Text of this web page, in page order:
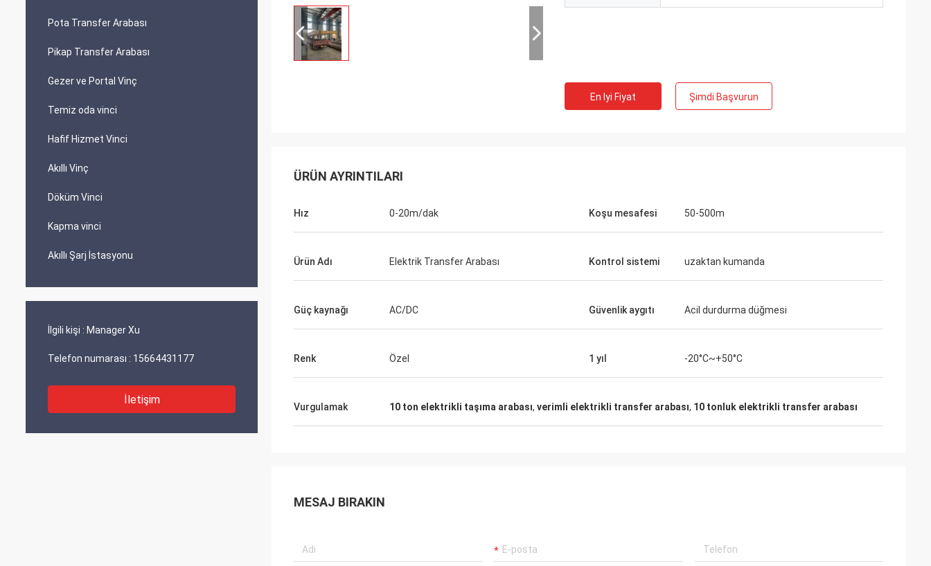
Pota Transfer Arabası
Pikap Transfer Arabası
Gezer ve Portal Vinç
Temiz oda vinci
Hafif Hizmet Vinci
Akıllı Vinç
Döküm Vinci
Kapma vinci
Akıllı Şarj İstasyonu
İlgili kişi : Manager Xu
Telefon numarası : 15664431177
İletişim
En Iyi Fiyat Şimdi Başvurun
ÜRÜN AYRINTILARI
Hız 0-20m/dak Koşu mesafesi 50-500m
Ürün Adı Elektrik Transfer Arabası Kontrol sistemi uzaktan kumanda
Güç kaynağı AC/DC Güvenlik aygıtı Acil durdurma düğmesi
Renk Özel 1 yıl -20°C~+50°C
Vurgulamak 10 ton elektrikli taşıma arabası, verimli elektrikli transfer arabası, 10 tonluk elektrikli transfer arabası
MESAJ BIRAKIN